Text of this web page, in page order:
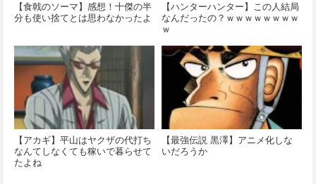
【食戟のソーマ】感想！十傑の半
分も使い捨てとは思わなかったよ
【ハンターハンター】この人結局
なんだったの？ｗｗｗｗｗｗｗｗ
ｗ
【アカギ】平山はヤクザの代打ち
なんてしなくても稼いで暮らせて
たよね
【最強伝説 黒澤】アニメ化しな
いだろうか